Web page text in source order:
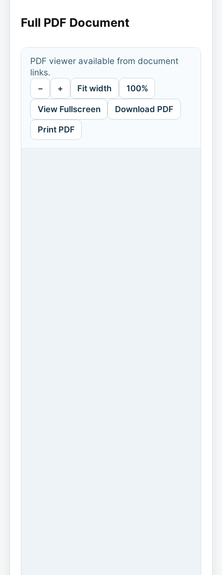
Full PDF Document
PDF viewer available from document
links.
− + Fit width 100%
View Fullscreen Download PDF
Print PDF